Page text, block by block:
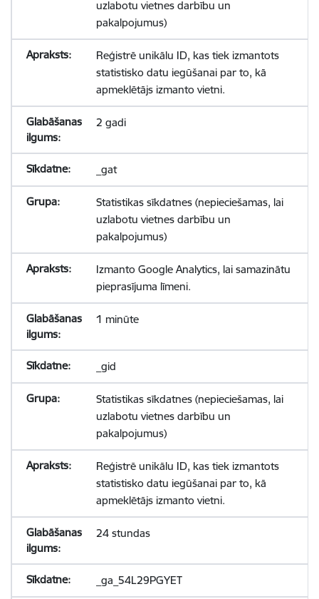
uzlabotu vietnes darbību un
pakalpojumus)
Reģistrē unikālu ID, kas tiek izmantots
statistisko datu iegūšanai par to, kā
apmeklētājs izmanto vietni.
2 gadi
_gat
Statistikas sīkdatnes (nepieciešamas, lai
uzlabotu vietnes darbību un
pakalpojumus)
Izmanto Google Analytics, lai samazinātu
pieprasījuma līmeni.
1 minūte
_gid
Statistikas sīkdatnes (nepieciešamas, lai
uzlabotu vietnes darbību un
pakalpojumus)
Reģistrē unikālu ID, kas tiek izmantots
statistisko datu iegūšanai par to, kā
apmeklētājs izmanto vietni.
24 stundas
_ga_54L29PGYET